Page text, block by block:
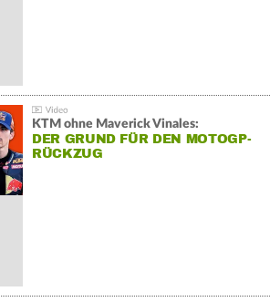
KTM ohne Maverick Vinales:
DER GRUND FÜR DEN MOTOGP-
RÜCKZUG